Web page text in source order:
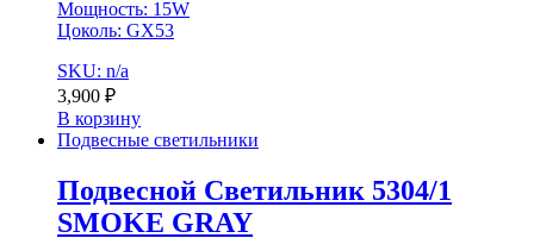
Мощность: 15W
Цоколь: GX53
SKU: n/a
3,900 ₽
В корзину
Подвесные светильники
Подвесной Светильник 5304/1
SMOKE GRAY